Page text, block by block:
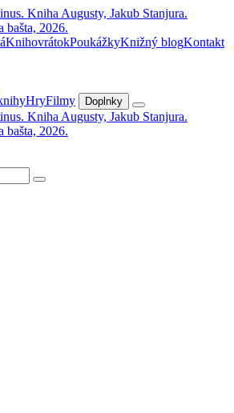
KnihovrátokPoukážkyKnižný blogKontakt
HryFilmy Doplnky